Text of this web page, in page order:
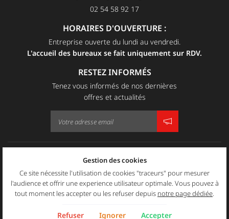
02 54 58 92 17
HORAIRES D'OUVERTURE :
Entreprise ouverte du lundi au vendredi.
L'accueil des bureaux se fait uniquement sur RDV.
RESTEZ INFORMÉS
Tenez vous informés de nos dernières
offres et actualités
Conditions générales d'utilisation
Politique de confidentialité
Gestion des cookies
Sitemap
Gestion des cookies
Ce site nécessite l'utilisation de cookies "traceurs" pour mesurer
l'audience et offrir une experience utilisateur optimale. Vous pouvez à
tout moment les accepter ou les refuser depuis notre page dédiée.
Refuser Ignorer Accepter